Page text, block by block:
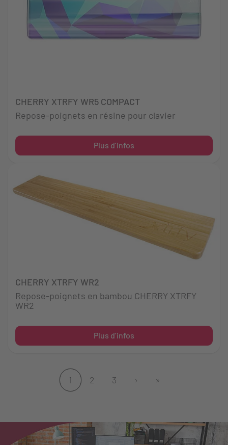
CHERRY XTRFY WR5 COMPACT
Repose-poignets en résine pour clavier
Plus d’infos
CHERRY XTRFY WR2
Repose-poignets en bambou CHERRY XTRFY
WR2
Plus d’infos
1
2 3 › »